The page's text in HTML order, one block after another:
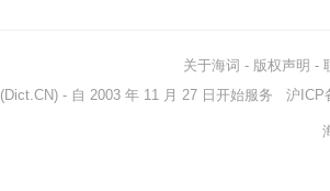
关于海词 - 版权声明 -
(Dict.CN) - 自 2003 年 11 月 27 日开始服务 沪ICP